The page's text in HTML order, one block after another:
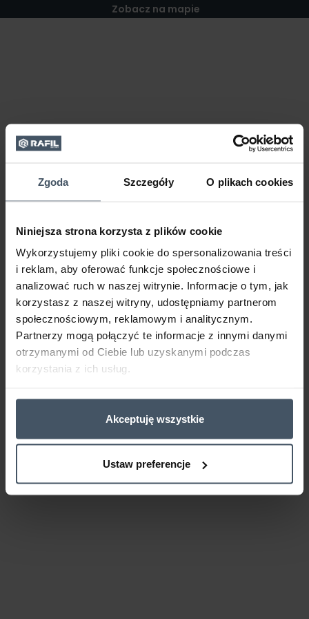
Zgoda Szczegóły O plikach cookies
Niniejsza strona korzysta z plików cookie
Wykorzystujemy pliki cookie do spersonalizowania treści
i reklam, aby oferować funkcje społecznościowe i
analizować ruch w naszej witrynie. Informacje o tym, jak
korzystasz z naszej witryny, udostępniamy partnerom
społecznościowym, reklamowym i analitycznym.
Partnerzy mogą połączyć te informacje z innymi danymi
otrzymanymi od Ciebie lub uzyskanymi podczas
korzystania z ich usług.
Akceptuję wszystkie
Ustaw preferencje
Zobacz na mapie